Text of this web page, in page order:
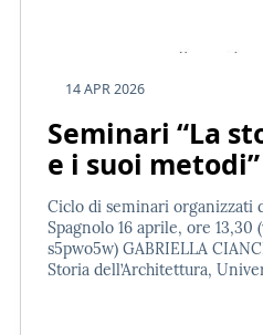
14 APR 2026
Seminari “La
e i suoi metodi”
Ciclo di seminari organizzati
Spagnolo 16 aprile, ore 13,30
s5pwo5w) GABRIELLA
Storia dell’Architettura,